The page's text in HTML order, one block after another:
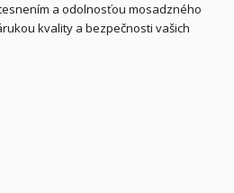
a odolnosťou mosadzného
kvality a bezpečnosti vašich